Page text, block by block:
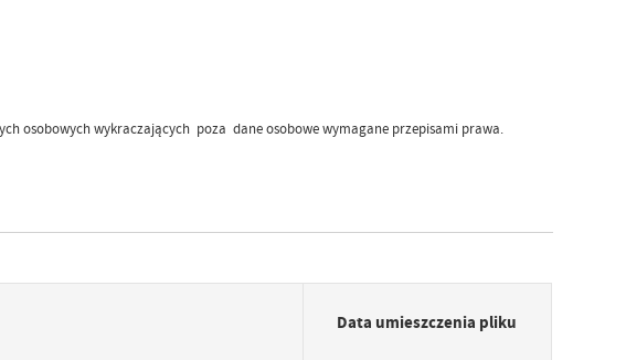
osobowych wykraczających poza dane osobowe wymagane przepisami prawa.
Data umieszczenia pliku